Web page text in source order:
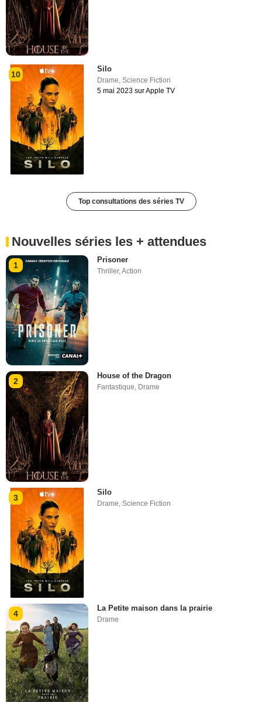
10
Silo
Drame,Science Fiction
5 mai 2023 sur Apple TV
Top consultations des séries TV
Nouvelles séries les + attendues
1
Prisoner
Thriller,Action
2
House of the Dragon
Fantastique, Drame
3
Silo
Drame ,Science Fiction
4
La Petite maison dans la prairie
Drame